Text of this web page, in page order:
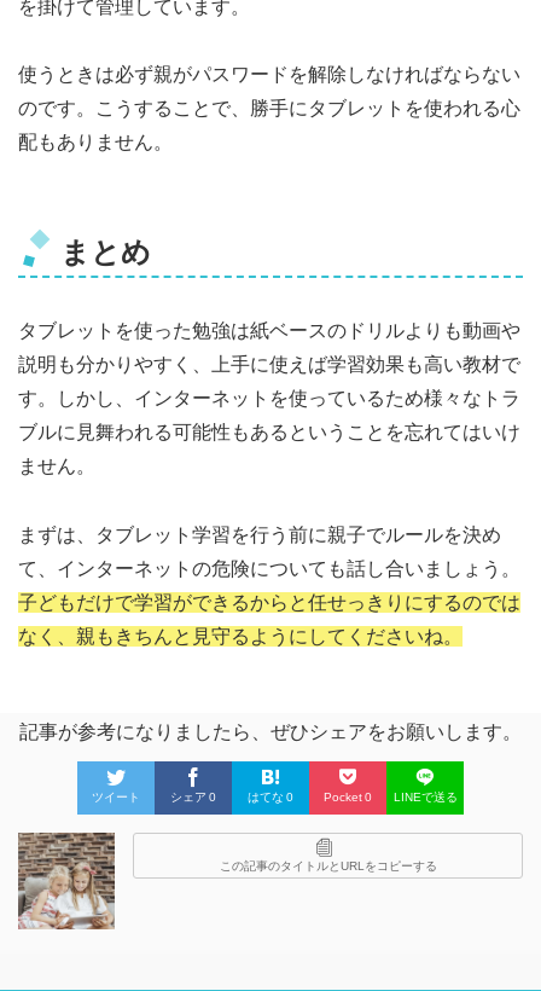
を掛けて管理しています。
使うときは必ず親がパスワードを解除しなければならない
のです。こうすることで、勝手にタブレットを使われる心
配もありません。
まとめ
タブレットを使った勉強は紙ベースのドリルよりも動画や
説明も分かりやすく、上手に使えば学習効果も高い教材で
す。しかし、インターネットを使っているため様々なトラ
ブルに見舞われる可能性もあるということを忘れてはいけ
ません。
まずは、タブレット学習を行う前に親子でルールを決め
て、インターネットの危険についても話し合いましょう。
子どもだけで学習ができるからと任せっきりにするのでは
なく、親もきちんと見守るようにしてくださいね。
記事が参考になりましたら、ぜひシェアをお願いします。
ツイート シェア 0 はてな 0 Pocket0 LINEで送る
この記事のタイトルとURLをコピーする